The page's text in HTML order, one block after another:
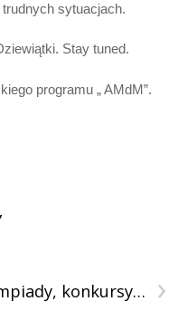
sytuacjach.
Stay tuned.
programu „ AMdM”.
›
konkursy…